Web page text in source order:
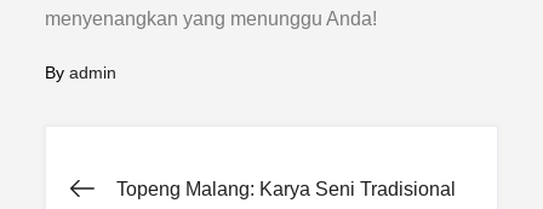
menyenangkan yang menunggu Anda!
Byadmin
Post
Topeng Malang: Karya Seni Tradisional